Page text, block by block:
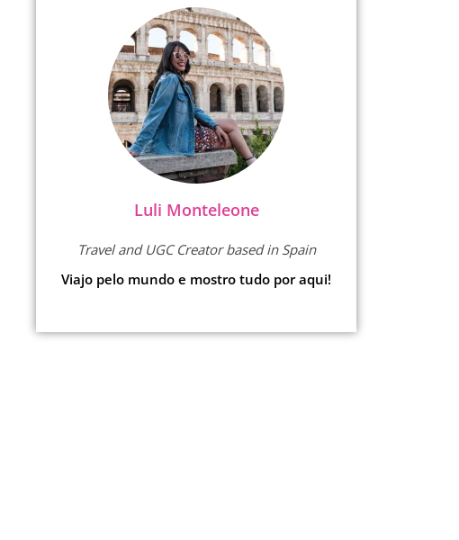
Luli Monteleone
Travel and UGC Creator based in Spain
Viajo pelo mundo e mostro tudo por aqui!